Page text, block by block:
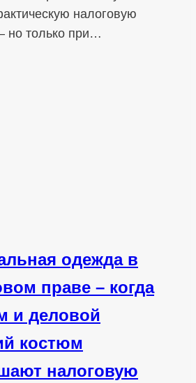
налоговую
но только при…
одежда в
праве – когда
и деловой
костюм
налоговую